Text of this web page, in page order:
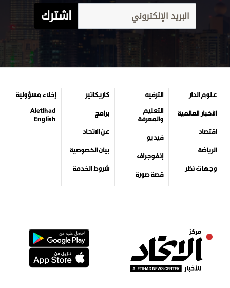
اشترك
علوم الدار
الأخبار العالمية
اقتصاد
الرياضة
وجهات نظر
الترفيه
التعليم
والمعرفة
فيديو
إنفوجراف
قصة صورة
كاريكاتير
برامج
عن الاتحاد
بيان الخصوصية
شروط الخدمة
إخلاء مسؤولية
Aletihad
English